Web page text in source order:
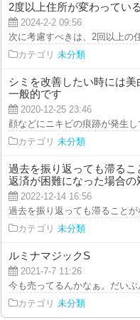
2度以上住所が変わってい
2024-2-2 09:56
次に考慮すべきは、2回以上の
カテゴリ 未分類
シミを改善したい時には
一般的です
2020-12-25 23:46
顔などにニキビの痕跡が発生
カテゴリ 未分類
過去を振り返っても滞る
返済が困難になった場合の
2022-12-14 16:56
過去を振り返っても滞ること
カテゴリ 未分類
ルミナマジックS
2021-7-7 11:26
今も売ってるんかなぁ。だい
カテゴリ 未分類